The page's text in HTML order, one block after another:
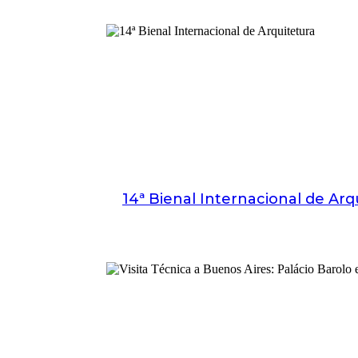
14ª Bienal Internacional de